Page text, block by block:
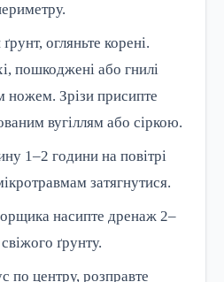
огляньте корені.
пошкоджені або гнилі
ножем. Зрізи присипте
вугіллям або сіркою.
1–2 години на повітрі
затягнутися.
насипте дренаж 2–
ґрунту.
по центру, розправте